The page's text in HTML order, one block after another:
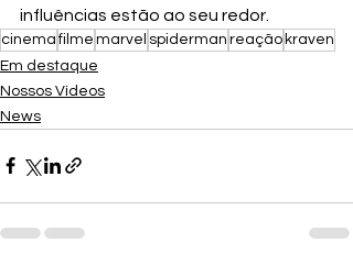
influências estão ao seu redor.
cinema filme marvel spiderman reação kraven
Em destaque
Nossos Vídeos
News